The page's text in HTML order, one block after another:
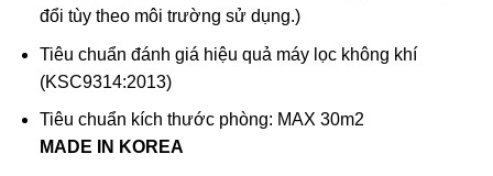
đổi tùy theo môi trường sử dụng.)
Tiêu chuẩn đánh giá hiệu quả máy lọc không khí
(KSC9314:2013)
Tiêu chuẩn kích thước phòng: MAX 30m2
MADE IN KOREA